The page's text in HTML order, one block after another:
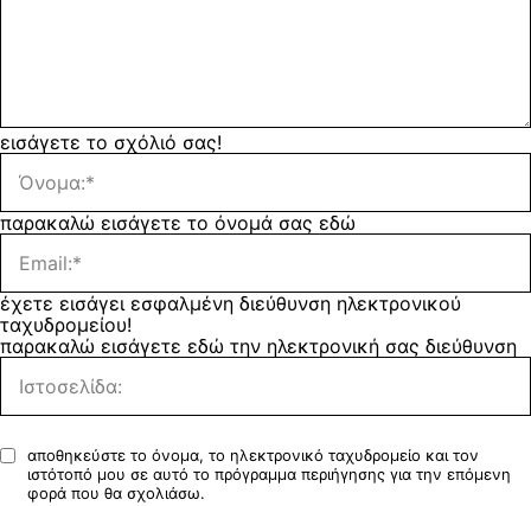
εισάγετε το σχόλιό σας!
παρακαλώ εισάγετε το όνομά σας εδώ
έχετε εισάγει εσφαλμένη διεύθυνση ηλεκτρονικού
ταχυδρομείου!
παρακαλώ εισάγετε εδώ την ηλεκτρονική σας διεύθυνση
αποθηκεύστε το όνομα, το ηλεκτρονικό ταχυδρομείο και τον
ιστότοπό μου σε αυτό το πρόγραμμα περιήγησης για την επόμενη
φορά που θα σχολιάσω.